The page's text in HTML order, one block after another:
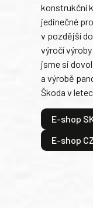
konstrukční
jedinečné
v pozdější
výročí
jsme si
a výrobě
Škoda v
E-shop
E-shop CZ